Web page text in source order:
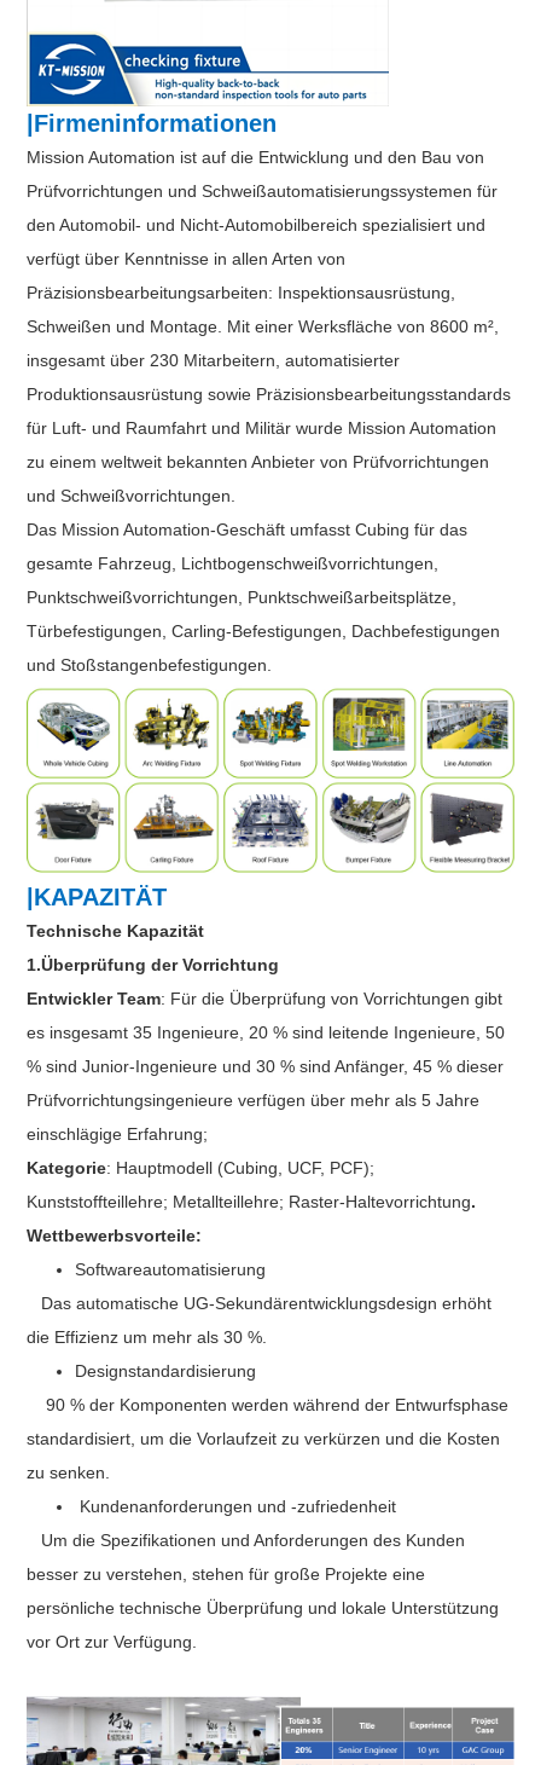
|Firmeninformationen
Mission Automation ist auf die Entwicklung und den Bau von
Prüfvorrichtungen und Schweißautomatisierungssystemen für
den Automobil- und Nicht-Automobilbereich spezialisiert und
verfügt über Kenntnisse in allen Arten von
Präzisionsbearbeitungsarbeiten: Inspektionsausrüstung,
Schweißen und Montage. Mit einer Werksfläche von 8600 m²,
insgesamt über 230 Mitarbeitern, automatisierter
Produktionsausrüstung sowie Präzisionsbearbeitungsstandards
für Luft- und Raumfahrt und Militär wurde Mission Automation
zu einem weltweit bekannten Anbieter von Prüfvorrichtungen
und Schweißvorrichtungen.
Das Mission Automation-Geschäft umfasst Cubing für das
gesamte Fahrzeug, Lichtbogenschweißvorrichtungen,
Punktschweißvorrichtungen, Punktschweißarbeitsplätze,
Türbefestigungen, Carling-Befestigungen, Dachbefestigungen
und Stoßstangenbefestigungen.
|KAPAZITÄT
Technische Kapazität
1.Überprüfung der Vorrichtung
Entwickler Team: Für die Überprüfung von Vorrichtungen gibt
es insgesamt 35 Ingenieure, 20 % sind leitende Ingenieure, 50
% sind Junior-Ingenieure und 30 % sind Anfänger, 45 % dieser
Prüfvorrichtungsingenieure verfügen über mehr als 5 Jahre
einschlägige Erfahrung;
Kategorie: Hauptmodell (Cubing, UCF, PCF);
Kunststoffteillehre; Metallteillehre; Raster-Haltevorrichtung.
Wettbewerbsvorteile:
Softwareautomatisierung
Das automatische UG-Sekundärentwicklungsdesign erhöht
die Effizienz um mehr als 30 %.
Designstandardisierung
90 % der Komponenten werden während der Entwurfsphase
standardisiert, um die Vorlaufzeit zu verkürzen und die Kosten
zu senken.
Kundenanforderungen und -zufriedenheit
Um die Spezifikationen und Anforderungen des Kunden
besser zu verstehen, stehen für große Projekte eine
persönliche technische Überprüfung und lokale Unterstützung
vor Ort zur Verfügung.